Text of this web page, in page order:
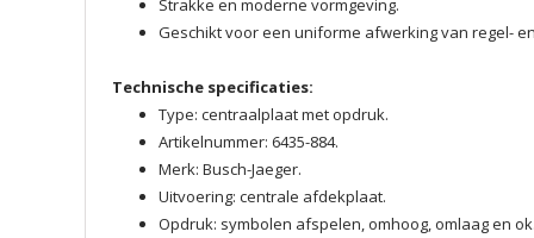
Strakke en moderne vormgeving.
Geschikt voor een uniforme afwerking van regel-
Technische specificaties:
Type: centraalplaat met opdruk.
Artikelnummer: 6435-884.
Merk: Busch-Jaeger.
Uitvoering: centrale afdekplaat.
Opdruk: symbolen afspelen, omhoog, omlaag en